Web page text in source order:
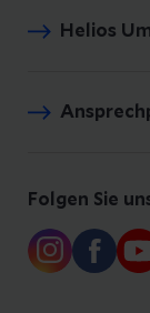
Helios
Folgen Sie